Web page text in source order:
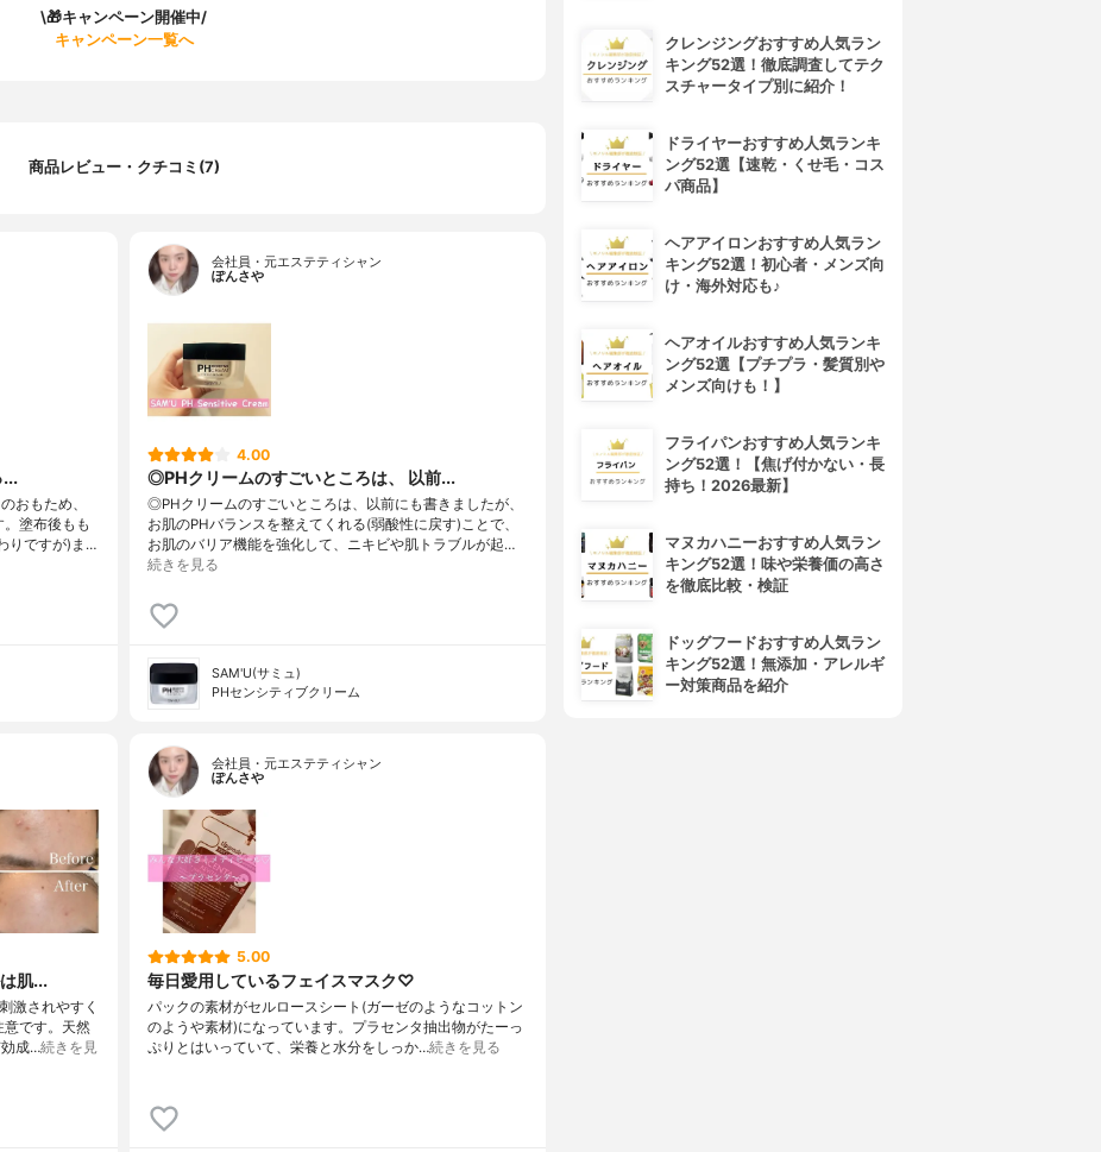
\🎁キャンペーン開催中/
キャンペーン一覧へ
商品レビュー・クチコミ(7)
...
おもため、
塗布後もも
りですが)ま…
会社員・元エステティシャン
ぽんさや
4.00
◎PHクリームのすごいところは、 以前...
◎PHクリームのすごいところは、以前にも書きましたが、
お肌のPHバランスを整えてくれる(弱酸性に戻す)ことで、
お肌のバリア機能を強化して、ニキビや肌トラブルが起…
続きを見る
SAM'U(サミュ)
PHセンシティブクリーム
肌...
激されやすく
意です。天然
効成…続きを見
会社員・元エステティシャン
ぽんさや
5.00
毎日愛用しているフェイスマスク♡
パックの素材がセルロースシート(ガーゼのようなコットン
のようや素材)になっています。プラセンタ抽出物がたーっ
ぷりとはいっていて、栄養と水分をしっか…続きを見る
クレンジングおすすめ人気ラン
キング52選！徹底調査してテク
スチャータイプ別に紹介！
ドライヤーおすすめ人気ランキ
ング52選【速乾・くせ毛・コス
パ商品】
ヘアアイロンおすすめ人気ラン
キング52選！初心者・メンズ向
け・海外対応も♪
ヘアオイルおすすめ人気ランキ
ング52選【プチプラ・髪質別や
メンズ向けも！】
フライパンおすすめ人気ランキ
ング52選！【焦げ付かない・長
持ち！2026最新】
マヌカハニーおすすめ人気ラン
キング52選！味や栄養価の高さ
を徹底比較・検証
ドッグフードおすすめ人気ラン
キング52選！無添加・アレルギ
ー対策商品を紹介